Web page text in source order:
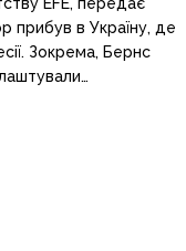
прибув в Україну, де
Зокрема, Бернс